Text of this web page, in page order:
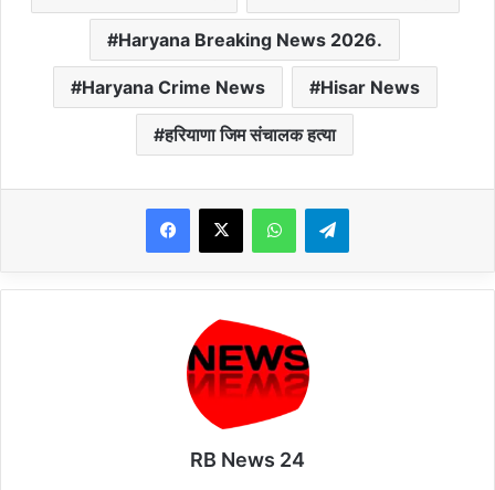
Haryana Breaking News 2026.
Haryana Crime News Hisar News
हरियाणा जिम संचालक हत्या
WhatsAppTelegram
RB News 24